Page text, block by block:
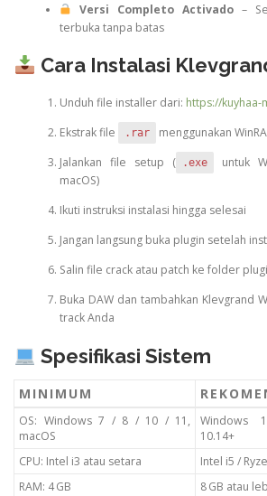
Versi Completo Activado–
terbuka tanpa batas
Cara Instalasi
Unduh file installer dari: https://kuyhaa-
Ekstrak file
.rar
menggunakan
Jalankan file setup (
.exe untuk
macOS)
Ikuti instruksi instalasi hingga selesai
Jangan langsung buka plugin setelah
Salin file crack atau patch ke folder
Buka DAW dan tambahkan Klevgrand
track Anda
Spesifikasi Sistem
MINIMUM
OS: Windows 7 / 8 / 10 / 11,
macOS
Windows
10.14+
CPU: Intel i3 atau setara
Intel i5 /
RAM: 4 GB
8 GB atau